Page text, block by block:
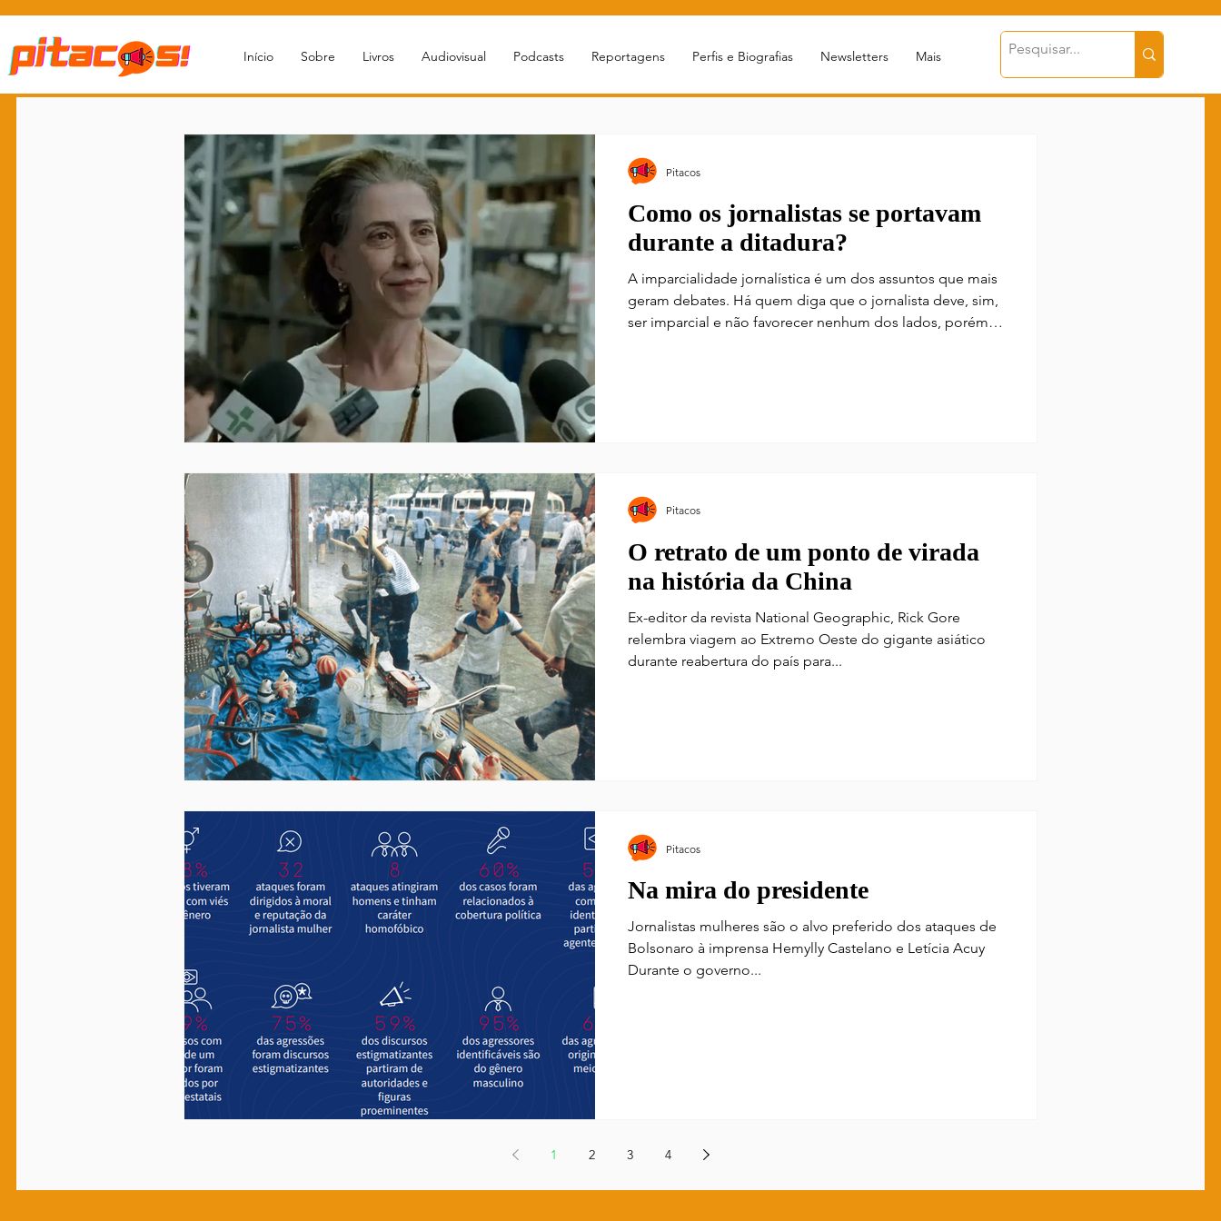
Início Sobre Livros Audiovisual Podcasts Reportagens Perfis e Biografias Newsletters Mais
Como os jornalistas se portavam
durante a ditadura?
A imparcialidade jornalística é um dos assuntos que mais
geram debates. Há quem diga que o jornalista deve, sim,
ser imparcial e não favorecer nenhum dos lados, porém
Pitacos
O retrato de um ponto de virada
na história da China
Ex-editor da revista National Geographic, Rick Gore
relembra viagem ao Extremo Oeste do gigante asiático
durante reabertura do país para...
Pitacos
Na mira do presidente
Jornalistas mulheres são o alvo preferido dos ataques de
Bolsonaro à imprensa Hemylly Castelano e Letícia Acuy
Durante o governo...
Pitacos
1 2 3 4